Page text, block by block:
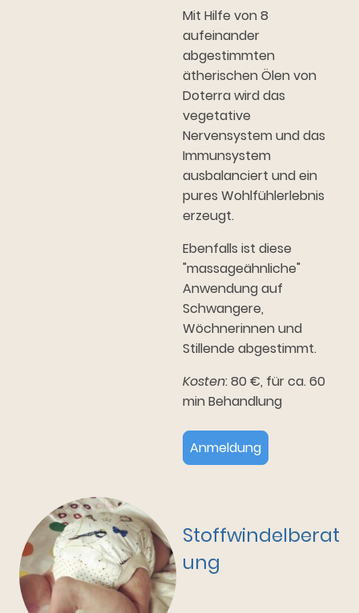
Mit Hilfe von 8
aufeinander
abgestimmten
ätherischen Ölen von
Doterra wird das
vegetative
Nervensystem und das
Immunsystem
ausbalanciert und ein
pures Wohlfühlerlebnis
erzeugt.
Ebenfalls ist diese
"massageähnliche"
Anwendung auf
Schwangere,
Wöchnerinnen und
Stillende abgestimmt.
Kosten: 80 €, für ca. 60
min Behandlung
Anmeldung
Stoffwindelberat
ung